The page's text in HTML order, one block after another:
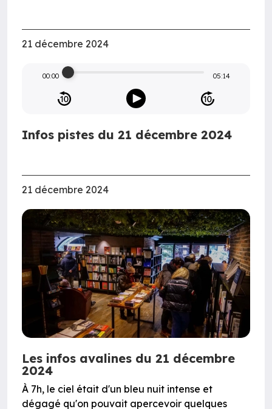
21 décembre 2024
00:00 05:14
Infos pistes du 21 décembre 2024
21 décembre 2024
Les infos avalines du 21 décembre
2024
À 7h, le ciel était d'un bleu nuit intense et
dégagé qu'on pouvait apercevoir quelques